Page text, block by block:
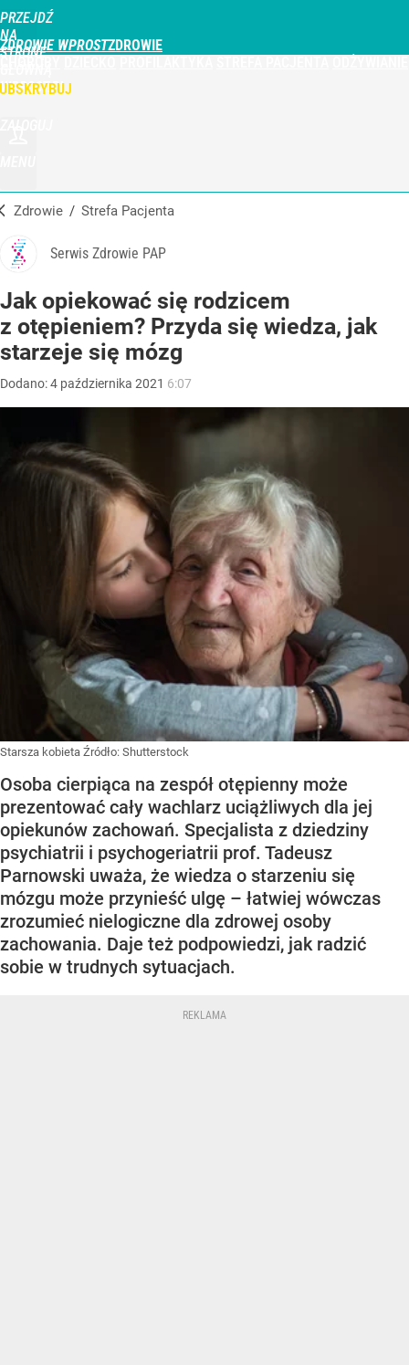
PRZEJDŹ
NA
STRONĘ
WPROST.PL
ZDROWIE WPROST
Zdrowie / Strefa Pacjenta
Serwis Zdrowie PAP
Jak opiekować się rodzicem
z otępieniem? Przyda się wiedza, jak
starzeje się mózg
Dodano:4 października 2021 6:07
Starsza kobieta Źródło: Shutterstock
Osoba cierpiąca na zespół otępienny może
prezentować cały wachlarz uciążliwych dla jej
opiekunów zachowań. Specjalista z dziedziny
psychiatrii i psychogeriatrii prof. Tadeusz
Parnowski uważa, że wiedza o starzeniu się
mózgu może przynieść ulgę – łatwiej wówczas
zrozumieć nielogiczne dla zdrowej osoby
zachowania. Daje też podpowiedzi, jak radzić
sobie w trudnych sytuacjach.